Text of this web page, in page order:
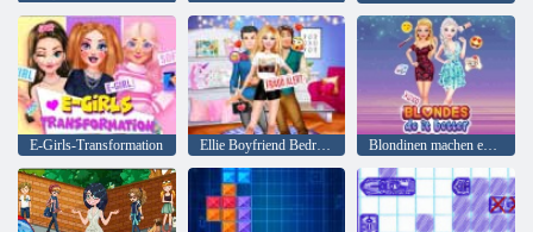
E-Girls-Transformation Ellie Boyfriend Bedrohung Blondinen machen es besser